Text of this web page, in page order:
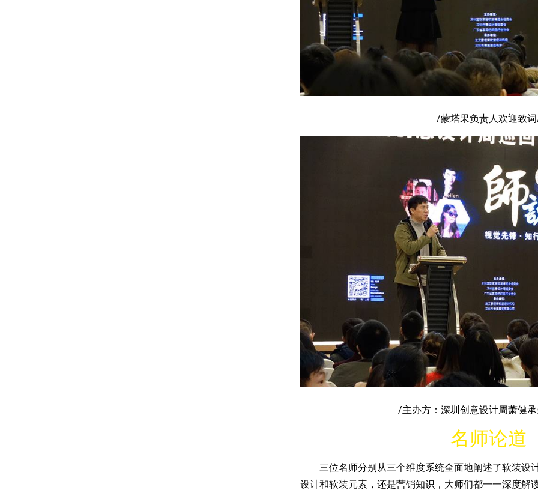
/蒙塔果负责人欢迎致
/主办方：深圳创意设计周萧健
名师论道
三位名师分别从三个维度系统全面地阐述了软装设
设计和软装元素，还是营销知识，大师们都一一深度解